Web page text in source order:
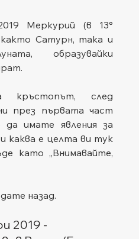
Меркурий (в 13°
Сатурн, така и
образувайки
кръстопът, след
през първата част
имате явления за
каква е целта ви тук
като „Внимавайте,
назад.
2019 -